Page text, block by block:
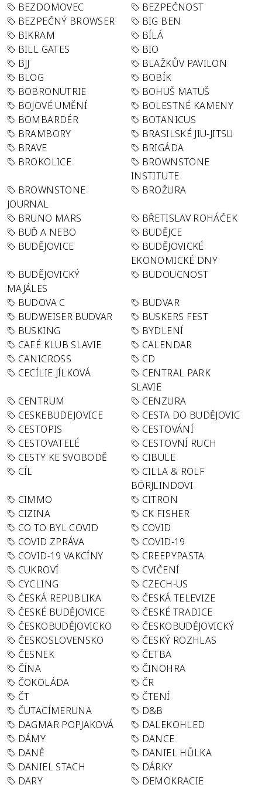
BEZDOMOVEC
BEZPEČNOST
BEZPEČNÝ BROWSER
BIG BEN
BIKRAM
BÍLÁ
BILL GATES
BIO
BJJ
BLAŽKŮV PAVILON
BLOG
BOBÍK
BOBRONUTRIE
BOHUŠ MATUŠ
BOJOVÉ UMĚNÍ
BOLESTNÉ KAMENY
BOMBARDÉR
BOTANICUS
BRAMBORY
BRASILSKÉ JIU-JITSU
BRAVE
BRIGÁDA
BROKOLICE
BROWNSTONE
INSTITUTE
BROWNSTONE
JOURNAL
BROŽURA
BRUNO MARS
BŘETISLAV ROHÁČEK
BUĎ A NEBO
BUDĚJCE
BUDĚJOVICE
BUDĚJOVICKÉ
EKONOMICKÉ DNY
BUDĚJOVICKÝ
MAJÁLES
BUDOUCNOST
BUDOVA C
BUDVAR
BUDWEISER BUDVAR
BUSKERS FEST
BUSKING
BYDLENÍ
CAFÉ KLUB SLAVIE
CALENDAR
CANICROSS
CD
CECÍLIE JÍLKOVÁ
CENTRAL PARK
SLAVIE
CENTRUM
CENZURA
CESKEBUDEJOVICE
CESTA DO BUDĚJOVIC
CESTOPIS
CESTOVÁNÍ
CESTOVATELÉ
CESTOVNÍ RUCH
CESTY KE SVOBODĚ
CIBULE
CÍL
CILLA & ROLF
BÖRJLINDOVI
CIMMO
CITRON
CIZINA
CK FISHER
CO TO BYL COVID
COVID
COVID ZPRÁVA
COVID-19
COVID-19 VAKCÍNY
CREEPYPASTA
CUKROVÍ
CVIČENÍ
CYCLING
CZECH-US
ČESKÁ REPUBLIKA
ČESKÁ TELEVIZE
ČESKÉ BUDĚJOVICE
ČESKÉ TRADICE
ČESKOBUDĚJOVICKO
ČESKOBUDĚJOVICKÝ
ČESKOSLOVENSKO
ČESKÝ ROZHLAS
ČESNEK
ČETBA
ČÍNA
ČINOHRA
ČOKOLÁDA
ČR
ČT
ČTENÍ
ČUTACÍMERUNA
D&B
DAGMAR POPJAKOVÁ
DALEKOHLED
DÁMY
DANCE
DANĚ
DANIEL HŮLKA
DANIEL STACH
DÁRKY
DARY
DEMOKRACIE